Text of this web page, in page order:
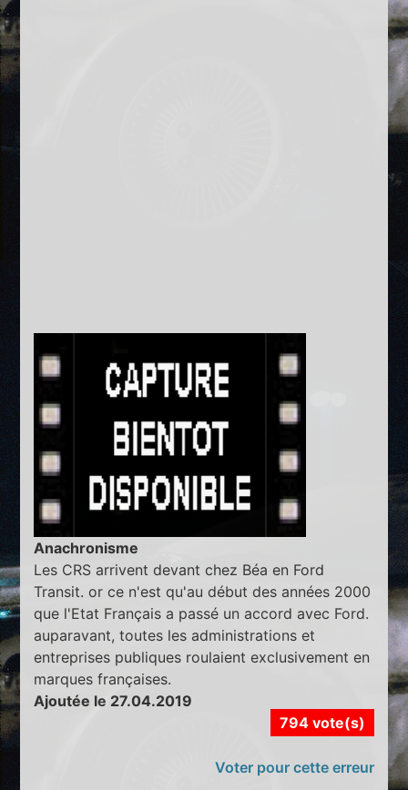
Anachronisme
Les CRS arrivent devant chez Béa en Ford
Transit. or ce n'est qu'au début des années 2000
que l'Etat Français a passé un accord avec Ford.
auparavant, toutes les administrations et
entreprises publiques roulaient exclusivement en
marques françaises.
Ajoutée le 27.04.2019
794 vote(s)
Voter pour cette erreur